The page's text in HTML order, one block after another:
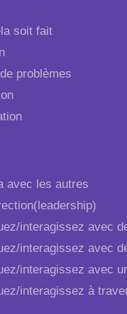
soit fait
problèmes
avec les autres
interagissez avec
interagissez avec
interagissez avec
interagissez à